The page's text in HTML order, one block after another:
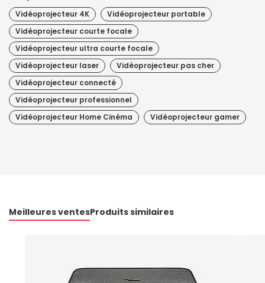
Vidéoprojecteur 4K
Vidéoprojecteur portable
Vidéoprojecteur courte focale
Vidéoprojecteur ultra courte focale
Vidéoprojecteur laser
Vidéoprojecteur pas cher
Vidéoprojecteur connecté
Vidéoprojecteur professionnel
Vidéoprojecteur Home Cinéma
Vidéoprojecteur gamer
Meilleures ventesProduits similaires